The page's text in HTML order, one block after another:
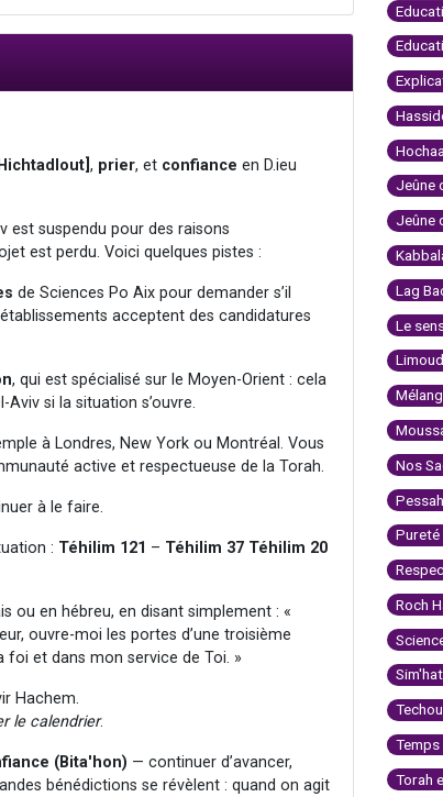
[Hichtadlout] , prier, et confiance en D.ieu
est suspendu pour des raisons
est perdu. Voici quelques pistes :
de Sciences Po Aix pour demander s’il
acceptent des candidatures
, qui est spécialisé sur le Moyen-Orient : cela
si la situation s’ouvre.
à Londres, New York ou Montréal. Vous
active et respectueuse de la Torah.
à le faire.
: Téhilim 121 – Téhilim 37 Téhilim 20
ou en hébreu, en disant simplement : «
ouvre-moi les portes d’une troisième
foi et dans mon service de Toi. »
Hachem.
le calendrier.
(Bita'hon) — continuer d’avancer,
bénédictions se révèlent : quand on agit
Jeûne
Jeûne
Lag
Le
Nos
Pessah
Pureté
Roch
Torah